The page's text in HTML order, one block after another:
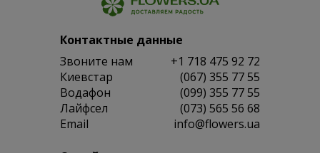
Контактные данные
Звоните нам
+1 718 475 92 72
Киевстар
(067) 355 77 55
Водафон
(099) 355 77 55
Лайфсел
(073) 565 56 68
Email
info@flowers.ua